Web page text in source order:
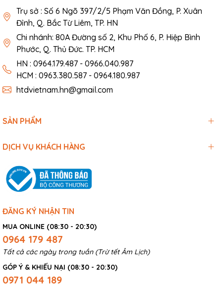
Trụ sở : Số 6 Ngõ 397/2/5 Phạm Văn Đồng, P. Xuân
Đỉnh, Q. Bắc Từ Liêm, TP. HN
Chi nhánh: 80A Đường số 2, Khu Phố 6, P. Hiệp Bình
Phước, Q. Thủ Đức. TP. HCM
HN : 0964.179.487 - 0966.040.987
HCM : 0963.380.587 - 0964.180.987
htdvietnam.hn@gmail.com
SẢN PHẨM
DỊCH VỤ KHÁCH HÀNG
ĐĂNG KÝ NHẬN TIN
MUA ONLINE (08:30 - 20:30)
0964 179 487
Tất cả các ngày trong tuần (Trừ tết Âm Lịch)
GÓP Ý & KHIẾU NẠI (08:30 - 20:30)
0971 044 189